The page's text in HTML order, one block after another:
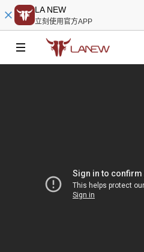
LA NEW
立刻使用官方APP